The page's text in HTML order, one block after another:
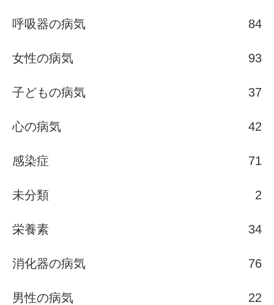
呼吸器の病気 84
女性の病気 93
子どもの病気 37
心の病気 42
感染症 71
未分類 2
栄養素 34
消化器の病気 76
男性の病気 22